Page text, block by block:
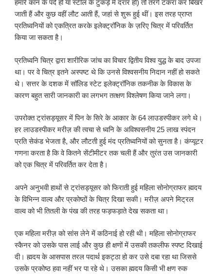
हमारे कान के पर्दे हों या स्टील के टुकड़े में दरार हो) तो तरंगें टकरा कर बिखर
जाती हैं और कुछ वहीं लौट आती हैं, जहां से शुरू हुई थीं। इस तरह प्राप्त
प्रतिध्वनियों को एकत्रित करके इलेक्ट्रॉनिक के ज़रिए चित्र में परिवर्तित
किया जा सकता है।
प्रतिध्वनि चित्र द्वारा शारीरिक जांच का विचार द्वितीय विश्व युद्ध के बाद उपजा
था। पर वे चित्र इतने अस्पष्ट थे कि उनसे विश्वसनीय निदान नहीं हो सकते
थे। सत्तर के दशक में सॉलिड स्टेट इलेक्ट्रॉनिक तकनीक के विकास के
कारण बहुत सारी जानकारी का लगभग तत्क्षण विश्लेषण किया जाने लगा।
उपरोक्त ट्रांसड्यूसर में पिन के सिरे के आकार के 64 लाउडस्पीकर लगे थे।
हर लाउडस्पीकर मरीज़ की त्वचा से ध्वनि के अविश्वसनीय 25 लाख स्पंदन
प्रति सेकंड भेजता है, और लौटती हुई मंद प्रतिध्वनियों को सुनता है। कंप्यूटर
गणना करता है कि वे कितने सेंटीमीटर तक चली हैं और तुरंत उस जानकारी
को एक चित्र में परिवर्तित कर देता है।
अपने अनुभवी हाथों से ट्रांसड्यूसर को फिराती हुई महिला सोनोग्राफर ह्मदय
के विभिन्न वाल्व और प्रकोष्ठों के चित्र दिखा सकी। मरीज़ अपने मिट्रल
वाल्व को भी तितली के पंख की तरह फड़फड़ाते देख सकता था।
एक महिला मरीज़ को सांस लेने में कठिनाई हो रही थी। महिला सोनोग्राफर
स्कैनर को उसके पास लाई और कुछ ही क्षणों में उसकी तकलीफ स्पष्ट दिखाई
दी। ह्मदय के आसपास तरल पदार्थ इकट्ठा हो कर उसे दबा रहा था जिससे
उसके प्रकोष्ठ हवा नहीं भर पा रहे थे। उसका ह्मदय किसी भी क्षण रुक